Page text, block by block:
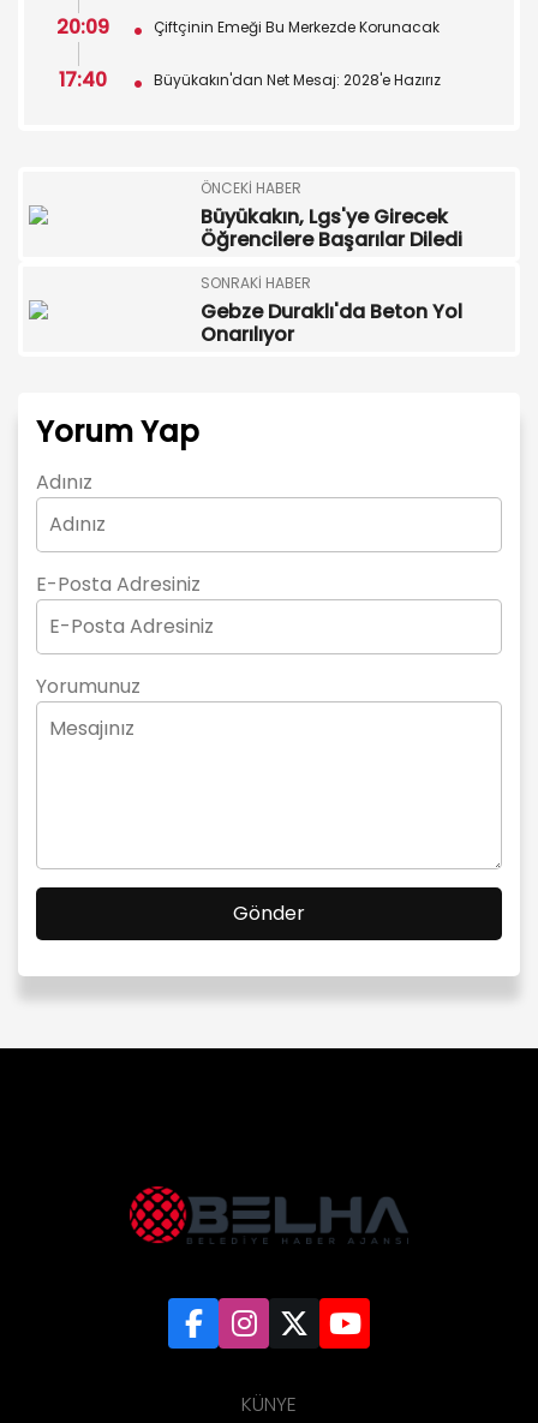
20:09 Çiftçinin Emeği Bu Merkezde Korunacak
17:40 Büyükakın'dan Net Mesaj: 2028'e Hazırız
ÖNCEKI HABER
Büyükakın, Lgs'ye Girecek
Öğrencilere Başarılar Diledi
SONRAKI HABER
Gebze Duraklı'da Beton Yol
Onarılıyor
Yorum Yap
Adınız
E-Posta Adresiniz
Yorumunuz
KÜNYE